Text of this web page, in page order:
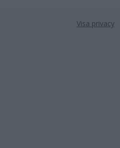
Visa privacy